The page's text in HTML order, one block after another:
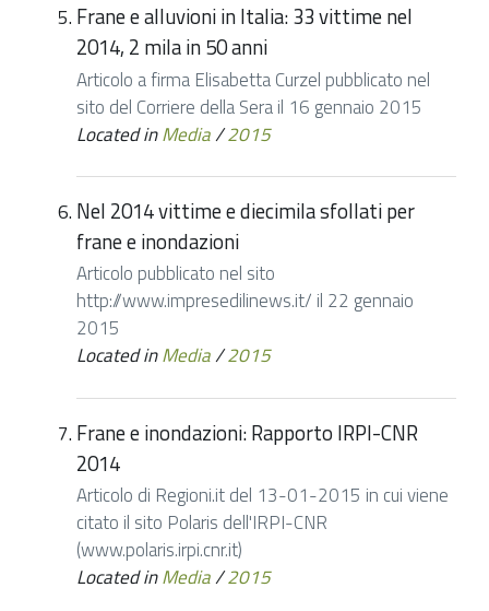
Frane e alluvioni in Italia: 33 vittime nel
2014, 2 mila in 50 anni
Articolo a firma Elisabetta Curzel pubblicato nel
sito del Corriere della Sera il 16 gennaio 2015
Located inMedia/2015
Nel 2014 vittime e diecimila sfollati per
frane e inondazioni
Articolo pubblicato nel sito
http://www.impresedilinews.it/ il 22 gennaio
2015
Located inMedia/2015
Frane e inondazioni: Rapporto IRPI-CNR
2014
Articolo di Regioni.it del 13-01-2015 in cui viene
citato il sito Polaris dell'IRPI-CNR
(www.polaris.irpi.cnr.it)
Located inMedia/2015